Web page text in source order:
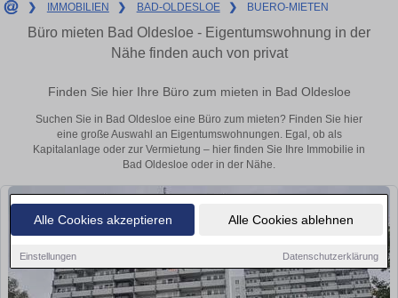
Alle Cookies akzeptieren Alle Cookies ablehnen
Einstellungen Datenschutzerklärung
❯ IMMOBILIEN ❯ BAD-OLDESLOE ❯ BUERO-MIETEN
Büro mieten Bad Oldesloe - Eigentumswohnung in der
Nähe finden auch von privat
Finden Sie hier Ihre Büro zum mieten in Bad Oldesloe
Suchen Sie in Bad Oldesloe eine Büro zum mieten? Finden Sie hier
eine große Auswahl an Eigentumswohnungen. Egal, ob als
Kapitalanlage oder zur Vermietung – hier finden Sie Ihre Immobilie in
Bad Oldesloe oder in der Nähe.